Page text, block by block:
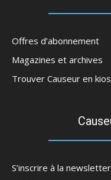
Offres d’abonnement
Magazines et archives
Trouver Causeur en
S’inscrire à la newsletter